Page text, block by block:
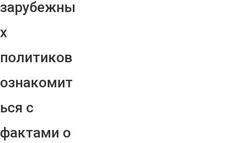
зарубежны
х
политиков
ознакомит
ься с
фактами о